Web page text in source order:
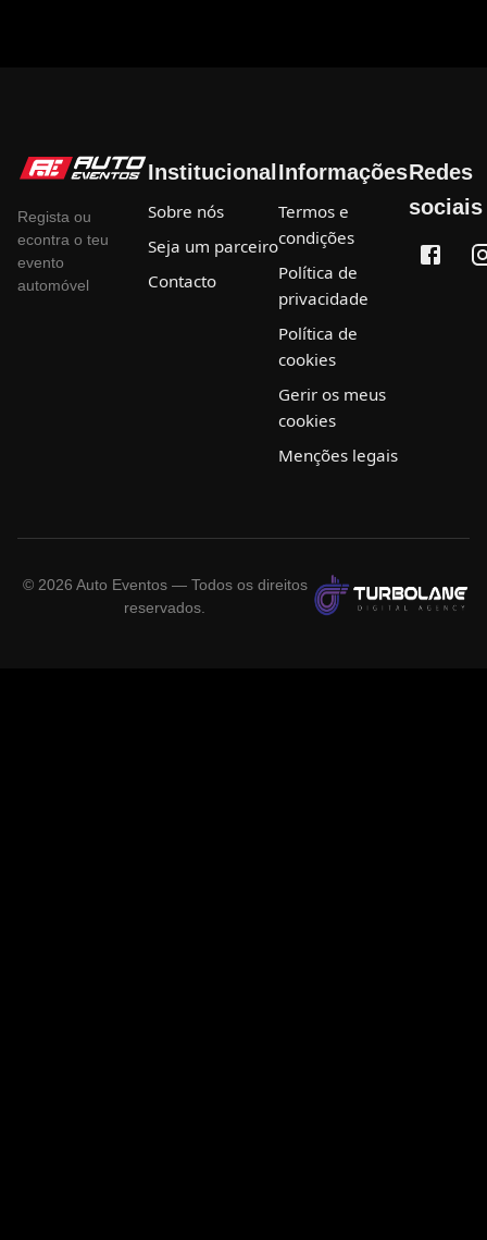
Regista ou
econtra o teu
evento
automóvel
Institucional
Sobre nós
Seja um parceiro
Contacto
Informações
Termos e
condições
Política de
privacidade
Política de
cookies
Gerir os meus
cookies
Menções legais
Redes
sociais
© 2026 Auto Eventos — Todos os direitos
reservados.